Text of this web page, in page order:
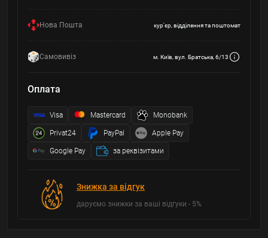
Нова Пошта кур'єр, відділення та поштомат
Самовивіз м. Київ, вул. Братська, 6/13
Оплата
Visa Mastercard Monobank
Privat24 PayPal Apple Pay
Google Pay за реквізитами
Знижка за відгук
даруємо знижки за ваші відгуки - 5%